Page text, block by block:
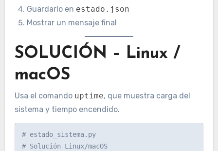
Guardarlo en estado.json
Mostrar un mensaje final
SOLUCIÓN – Linux /
macOS
Usa el comando uptime, que muestra carga del
sistema y tiempo encendido.
# estado_sistema.py
# Solución Linux/macOS